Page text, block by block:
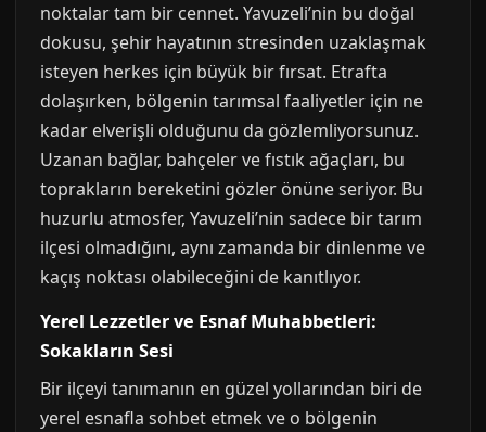
noktalar tam bir cennet. Yavuzeli’nin bu doğal
dokusu, şehir hayatının stresinden uzaklaşmak
isteyen herkes için büyük bir fırsat. Etrafta
dolaşırken, bölgenin tarımsal faaliyetler için ne
kadar elverişli olduğunu da gözlemliyorsunuz.
Uzanan bağlar, bahçeler ve fıstık ağaçları, bu
toprakların bereketini gözler önüne seriyor. Bu
huzurlu atmosfer, Yavuzeli’nin sadece bir tarım
ilçesi olmadığını, aynı zamanda bir dinlenme ve
kaçış noktası olabileceğini de kanıtlıyor.
Yerel Lezzetler ve Esnaf Muhabbetleri:
Sokakların Sesi
Bir ilçeyi tanımanın en güzel yollarından biri de
yerel esnafla sohbet etmek ve o bölgenin